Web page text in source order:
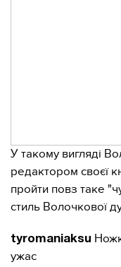
У такому вигляді
редактором своєї
пройти повз таке
стиль Волочкової
tyromaniaksu
ужас